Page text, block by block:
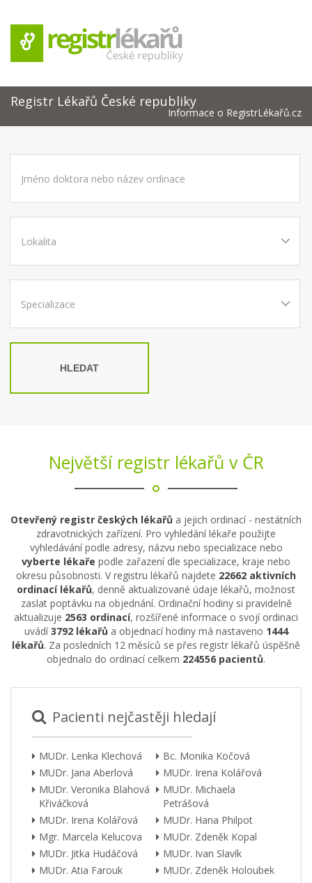
Registr Lékařů České republiky
Informace o RegistrLékařů.cz
HLEDAT
Největší registr lékařů v ČR
Otevřený registr českých lékařů a jejich ordinací - nestátních
zdravotnických zařízení. Pro vyhledání lékaře použijte
vyhledávání podle adresy, názvu nebo specializace nebo
vyberte lékaře podle zařazení dle specializace, kraje nebo
okresu působnosti. V registru lékařů najdete 22662 aktivních
ordinací lékařů, denně aktualizované údaje lékařů, možnost
zaslat poptávku na objednání. Ordinační hodiny si pravidelně
aktualizuje 2563 ordinací, rozšířené informace o svojí ordinaci
uvádí3792 lékařů a objednací hodiny má nastaveno 1444
lékařů. Za posledních 12 měsíců se přes registr lékařů úspěšně
objednalo do ordinací celkem 224556 pacientů.
Pacienti nejčastěji hledají
MUDr. Lenka Klechová
Bc. Monika Kočová
MUDr. Jana Aberlová
MUDr. Irena Kolářová
MUDr. Veronika Blahová
Křiváčková
MUDr. Michaela
Petrášová
MUDr. Irena Kolářová
MUDr. Hana Philpot
Mgr. Marcela Kelucova
MUDr. Zdeněk Kopal
MUDr. Jitka Hudáčová
MUDr. Ivan Slavík
MUDr. Atia Farouk
MUDr. Zdeněk Holoubek